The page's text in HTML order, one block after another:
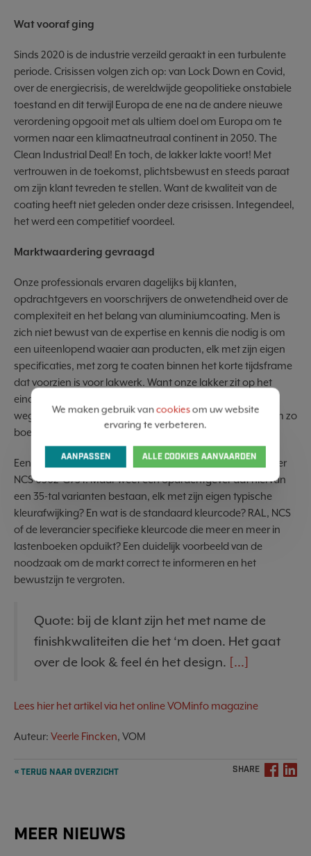
Wat vooraf ging
Sinds 2020 is de industrie verzeild geraakt in een turbulente
periode. Crisissen volgen zich op: van Lock Down en Covid,
over de energiecrisis, de wereldwijde geopolitieke onstabiele
toestand en dit terwijl Europa de ene na de andere nieuwe
verordening opgooit met als ultiem doel om Europa om te
vormen naar een klimaatneutraal continent in 2050. The
Clean Industrial Deal! En toch, de lakker lakte voort! Met
vertrouwen in de toekomst, plichtsbewust en steeds paraat
om zijn klant tevreden te stellen. Want de kwaliteit van de
coating heeft niet geleden onder deze crisissen. Integendeel,
het werd een competitief voordeel.
Marktwaardering gevraagd
Onze professionals ervaren dagelijks bij klanten,
opdrachtgevers en voorschrijvers de onwetendheid over de
complexiteit en het belang van aluminiumcoating. Men is
zich niet bewust van de expertise en kennis die nodig is om
een uiteenlopend waaier aan producten, elk met zijn eigen
specificaties, met zorg te coaten binnen het korte tijdsframe
dat voorzien is voor lakwerk. Want onze lakker zit op het
einde van de rit en moet vaak achterstand en tijdsdruk
wegwerken om toch maar op tijd te kunnen opleveren om zo
boetes te vermijden.
Een concreet voorbeeld: men spreekt over RAL 9016 of over
NCS 0502-G73Y. Maar weet een opdrachtgever dat hiervan
een 35-tal varianten bestaan, elk met zijn eigen typische
kleurafwijking? En wat is de standaard kleurcode? RAL, NCS
of de leverancier specifieke kleurcode die meer en meer in
lastenboeken opduikt? Een duidelijk voorbeeld van de
noodzaak om de markt correct te informeren en het
bewustzijn te vergroten.
Quote: bij de klant zijn het met name de
finishkwaliteiten die het ‘m doen. Het gaat
over de look & feel én het design. [...]
Lees hier het artikel via het online VOMinfo magazine
Auteur: Veerle Fincken, VOM
« TERUG NAAR OVERZICHT SHARE
MEER NIEUWS
We maken gebruik vancookiesom uw website
ervaring te verbeteren.
AANPASSEN ALLE COOKIES AANVAARDEN